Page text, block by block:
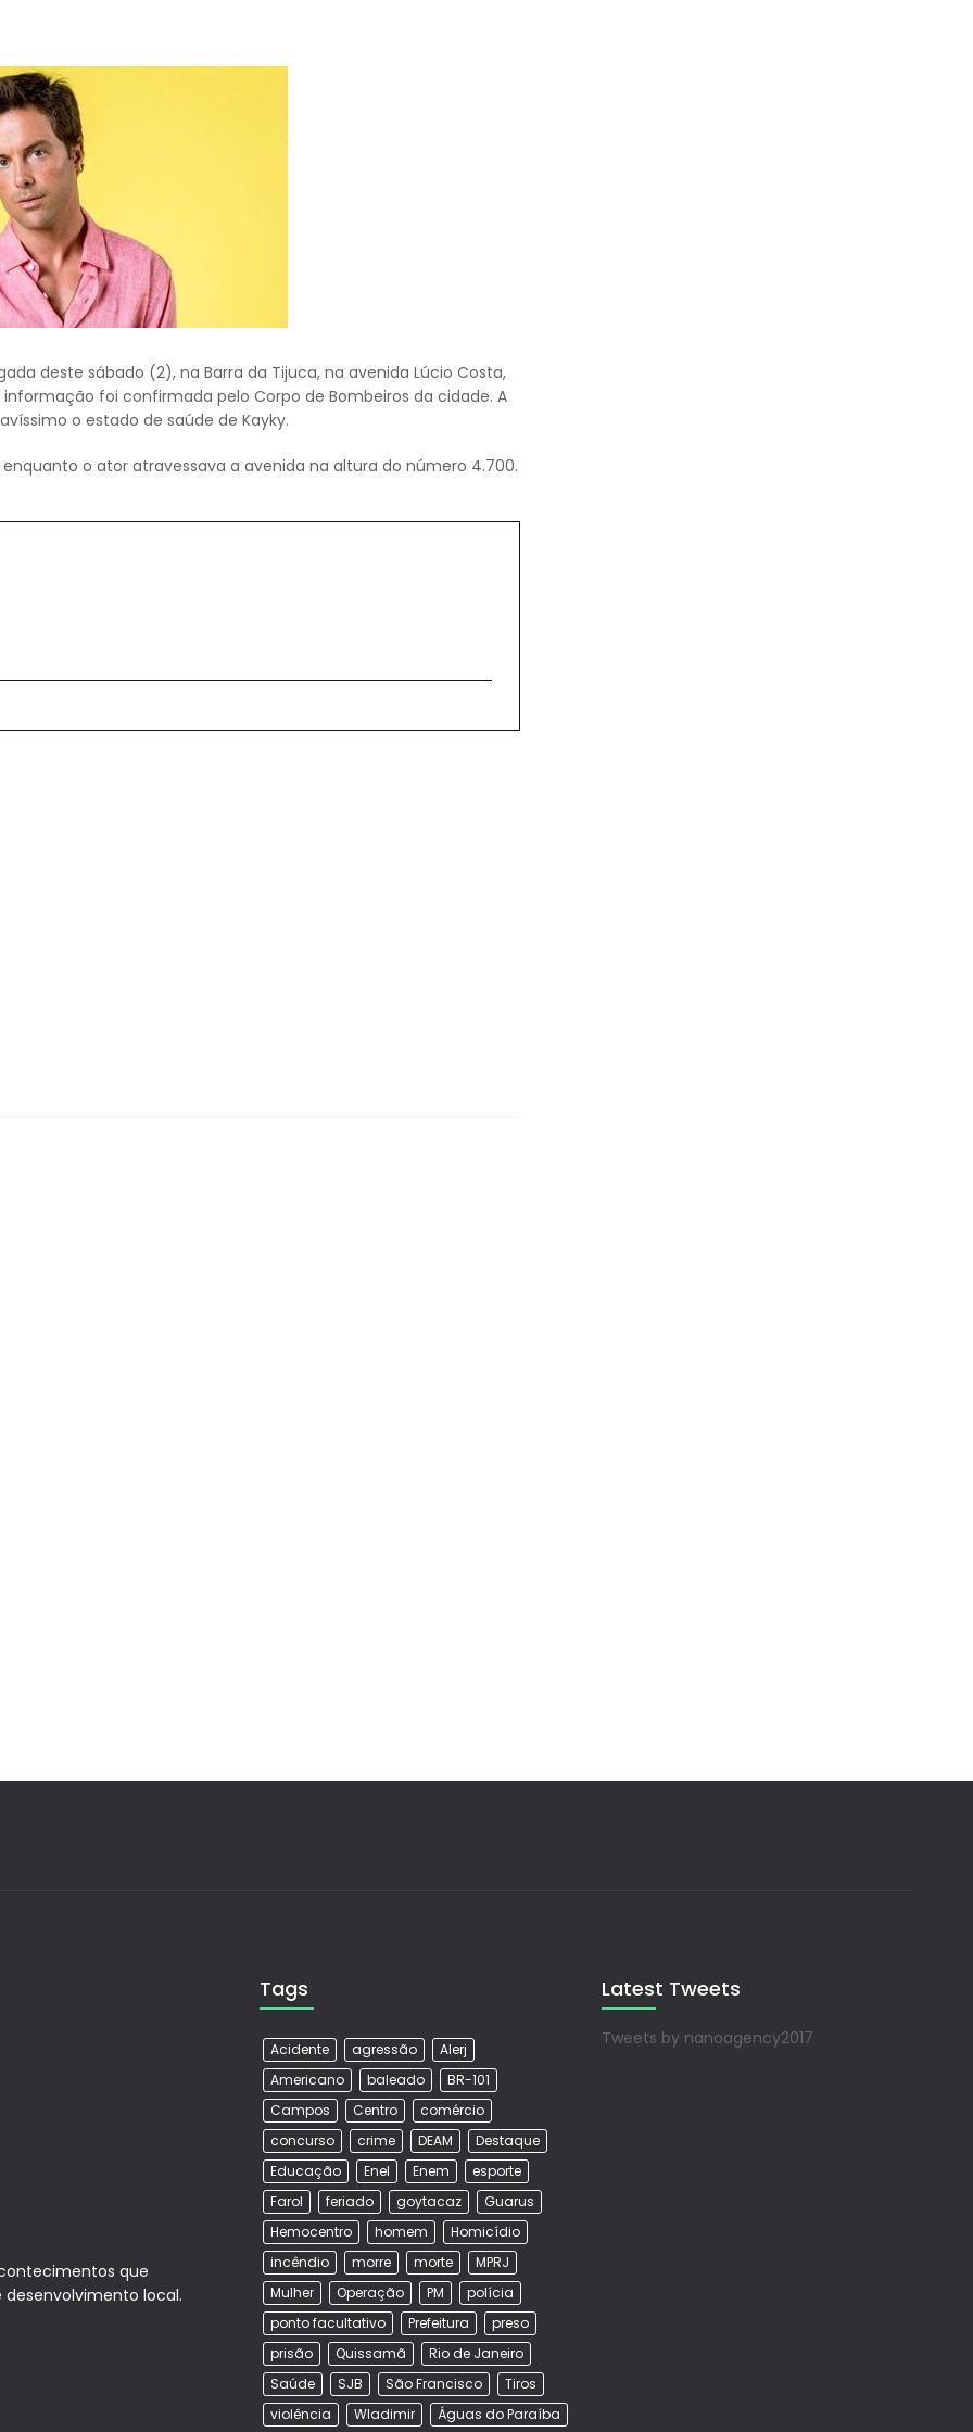
deste sábado (2), na Barra da Tijuca, na avenida Lúcio Costa,
informação foi confirmada pelo Corpo de Bombeiros da cidade. A
o estado de saúde de Kayky.
o ator atravessava a avenida na altura do número 4.700.
que
local.
Tags
Acidente agressão
Alerj
Americano
baleado
BR-101
Campos
Centro
comércio
concurso
crime DEAM
Destaque
Educação
Enel Enem
esporte
Farol
feriado goytacaz
Guarus
Hemocentro
homem
Homicídio
incêndio
morre morte
MPRJ
Mulher
Operação PM
polícia
ponto facultativo
Prefeitura
preso
prisão
Quissamã
Rio de Janeiro
Saúde
SJB São Francisco
Tiros
violência
Wladimir Águas do Paraíba
Latest Tweets
Tweets by nanoagency2017